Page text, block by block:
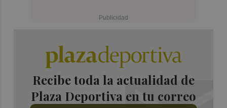
Recibe toda la actualidad de
Plaza Deportiva en tu correo